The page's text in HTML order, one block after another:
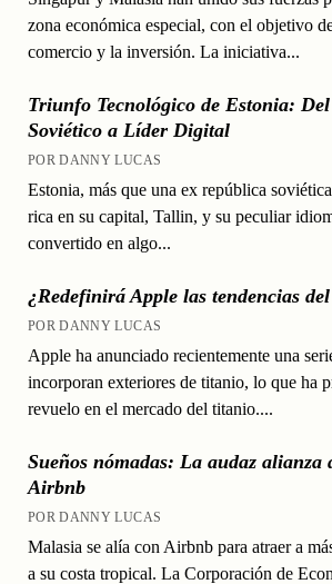
zona económica especial, con el objetivo
comercio y la inversión. La iniciativa...
Triunfo Tecnológico de Estonia:
Soviético a Líder Digital
POR DANNY LUCAS
Estonia, más que una ex república
rica en su capital, Tallin, y su peculiar
convertido en algo...
¿Redefinirá Apple las tendencias
POR DANNY LUCAS
Apple ha anunciado recientemente una
incorporan exteriores de titanio, lo que ha
revuelo en el mercado del titanio....
Sueños nómadas: La audaz alianza
Airbnb
POR DANNY LUCAS
Malasia se alía con Airbnb para atraer a
a su costa tropical. La Corporación de